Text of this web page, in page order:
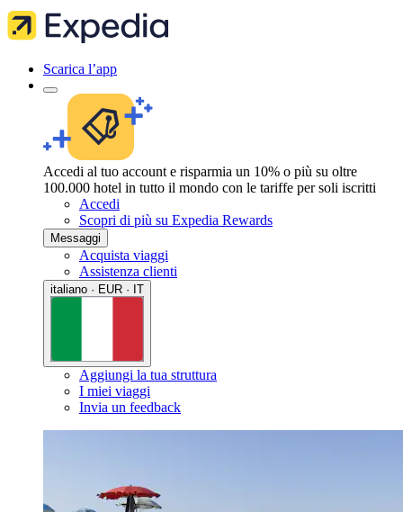
Scarica l’app
Accedi al tuo account e risparmia un 10% o più su oltre
100.000 hotel in tutto il mondo con le tariffe per soli iscritti
Accedi
Scopri di più su Expedia Rewards
Messaggi
Acquista viaggi
Assistenza clienti
italiano · EUR · IT
Aggiungi la tua struttura
I miei viaggi
Invia un feedback